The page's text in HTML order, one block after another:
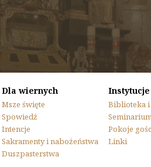
Dla wiernych
Msze święte
Spowiedź
Intencje
Sakramenty i nabożeństwa
Duszpasterstwa
Instytucje
Biblioteka
Pokoje
Linki